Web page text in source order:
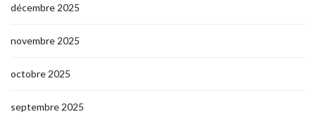
décembre 2025
novembre 2025
octobre 2025
septembre 2025